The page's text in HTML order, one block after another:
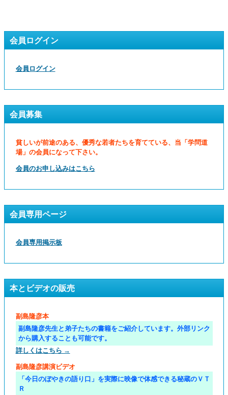
会員ログイン
会員ログイン
会員募集
貧しいが前途のある、優秀な若者たちを育てている、当「学問道
場」の会員になって下さい。
会員のお申し込みはこちら
会員専用ページ
会員専用掲示板
本とビデオの販売
副島隆彦本
副島隆彦先生と弟子たちの書籍をご紹介しています。外部リンク
から購入することも可能です。
詳しくはこちら →
副島隆彦講演ビデオ
「今日のぼやきの語り口」を実際に映像で体感できる秘蔵のＶＴ
Ｒ